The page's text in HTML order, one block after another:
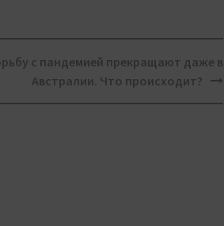
с пандемией прекращают даже в
Австралии. Что происходит?